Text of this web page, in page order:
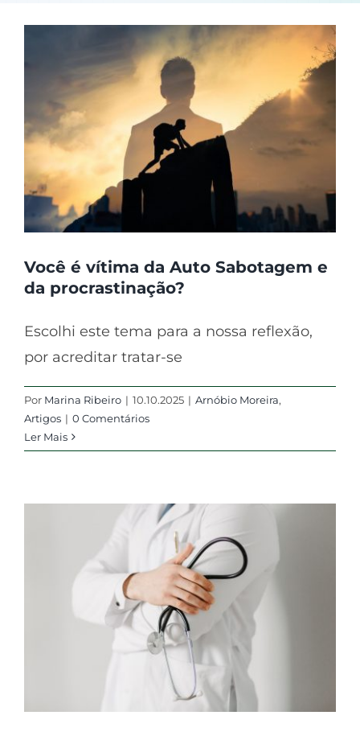
Você é vítima da Auto Sabotagem e
da procrastinação?
Escolhi este tema para a nossa reflexão,
por acreditar tratar-se
Por Marina Ribeiro | 10.10.2025 | Arnóbio Moreira,
Artigos | 0 Comentários
Ler Mais